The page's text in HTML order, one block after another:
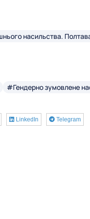
насильства.
#Гендерно зумовлене
LinkedIn Telegram